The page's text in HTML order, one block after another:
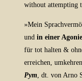
without attempting
»Mein
und in einer
für tot halten &
erreichen,
Pym , dt. von Arno